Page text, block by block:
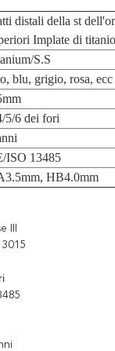
distali della st
Implate di titanio
S.S
blu, grigio, rosa, ecc
5/6 dei fori
ISO 13485
HB4.0mm
III